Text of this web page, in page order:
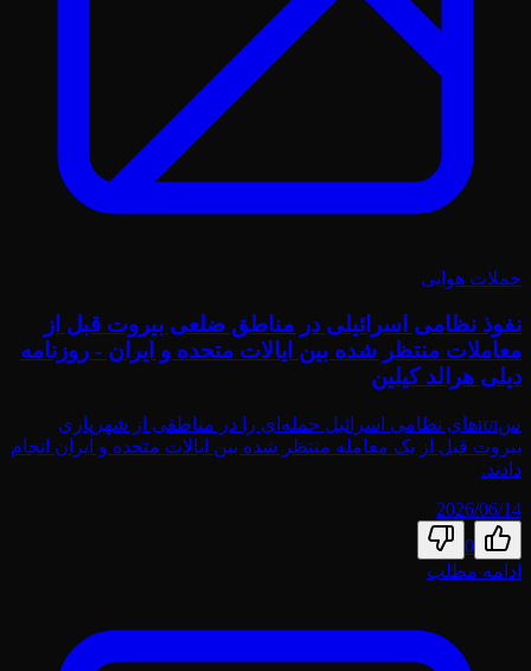
حملات هوایی
نفوذ نظامی اسرائیلی در مناطق ضلعی بیروت قبل از
معاملات منتظر شده بین ایالات متحده و ایران - روزنامه
دیلی هرالد کیلین
سил‌های نظامی اسرائیل حمله‌ای را در مناطقی از شهریاری
بیروت قبل از یک معامله منتظر شده بین ایالات متحده و ایران انجام
دادند.
2026/06/14
0
ادامه مطلب